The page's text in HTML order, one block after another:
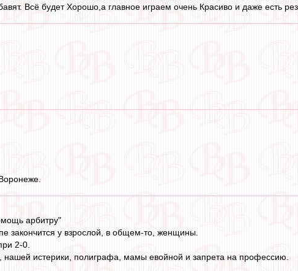
Всё будет Хорошо,а главное играем очень Красиво и даже есть
арбитру"
закончится у взрослой, в общем-то, женщины.
2-0.
нашей истерики, полиграфа, мамы евойной и запрета на профессию.